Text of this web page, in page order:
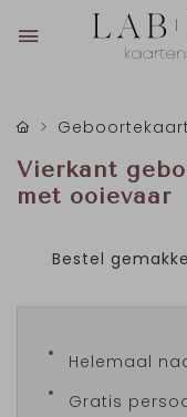
Vierkant
met ooievaar
Bestel
Helemaal
Gratis